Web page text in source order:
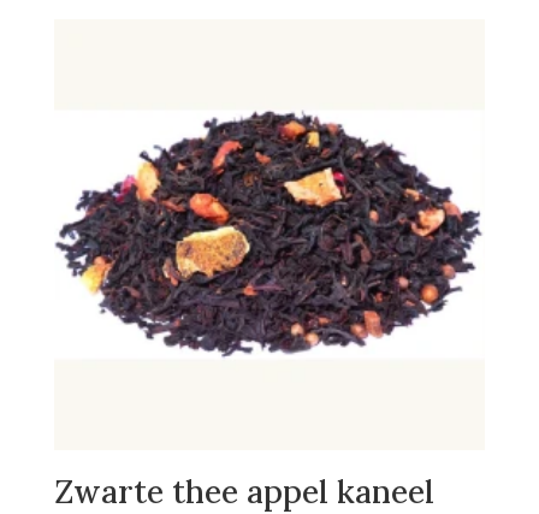
Zwarte thee appel kaneel